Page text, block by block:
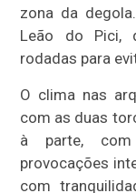
zona da
Leão do Pici,
rodadas para
O clima nas
com as duas
à parte,
provocações
com